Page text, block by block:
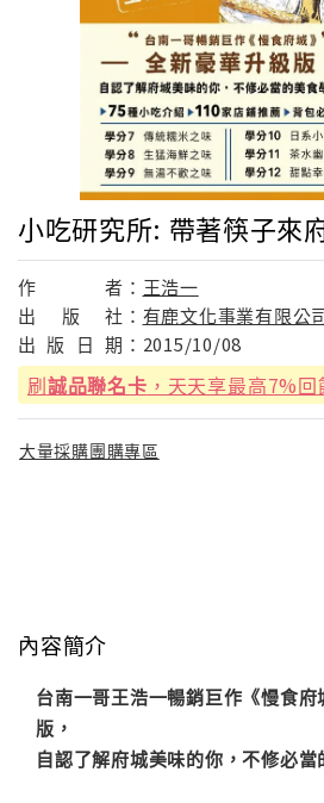
小吃研究所: 帶著筷子來
作 者： 王浩一
出
版 社： 有鹿文化事業有限公
出 版 日 期： 2015/10/08
刷誠品聯名卡 ，天天享最高7%回
大量採購團購專區
內容簡介
台南一哥王浩一暢銷巨作《慢食
版，
自認了解府城美味的你，不修必當